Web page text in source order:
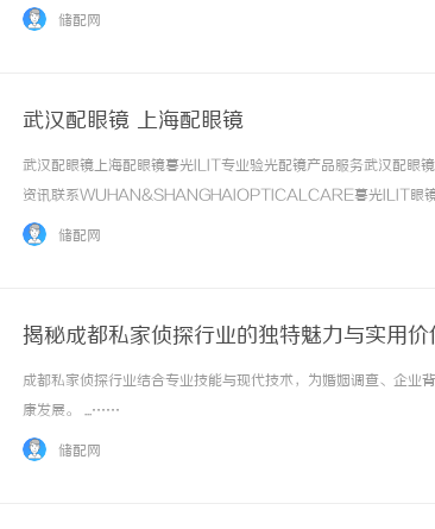
品牌，现于武汉与上海设有4家门店。以完整验光、正品镜片、
储配网
武汉配眼镜 上海配眼镜
武汉配眼镜上海配眼镜暮光ILIT专业验光配镜产品服务武汉配眼
资讯联系WUHAN&SHANGHAIOPTICALCARE暮光ILIT眼镜
品牌，现于武汉与上海设有4家门店。以完整验光、正品镜片、
储配网
揭秘成都私家侦探行业的独特魅力与实用价
成都私家侦探行业结合专业技能与现代技术，为婚姻调查、企业
康发展。 ...……
储配网